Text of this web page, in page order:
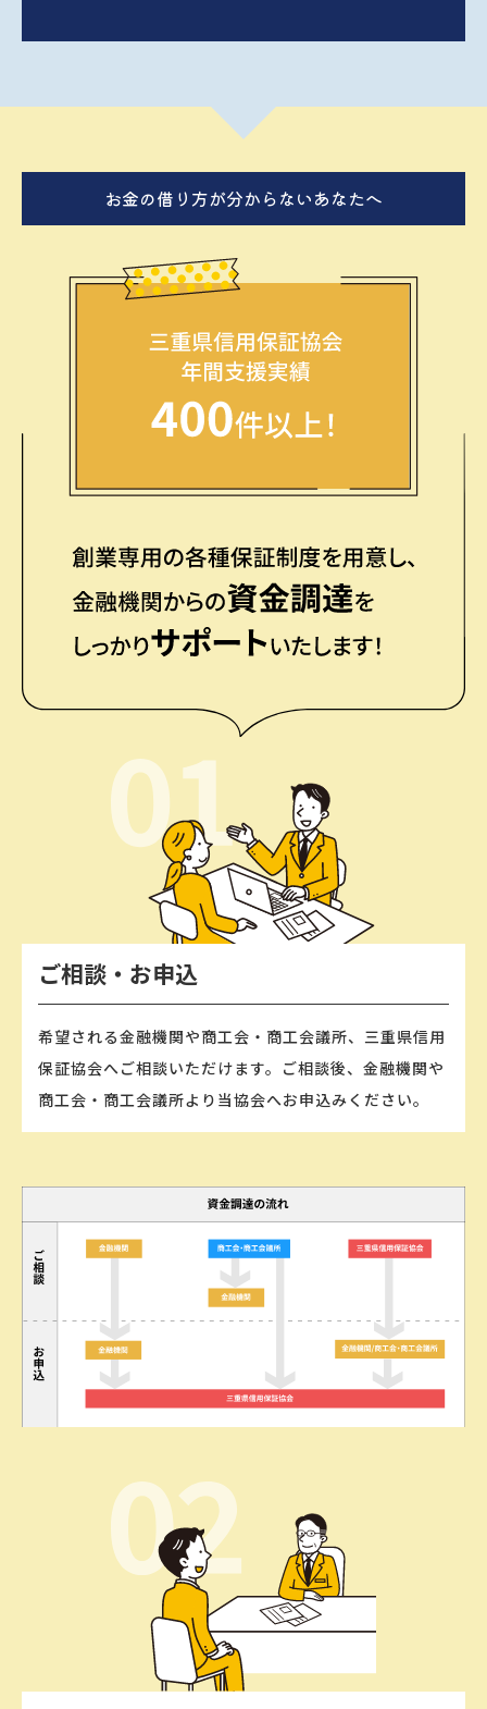
お⾦の借り⽅が分からないあなたへ
ご相談・お申込
希望される⾦融機関や商⼯会‧商⼯会議所、三重県信⽤
保証協会へご相談いただけます。ご相談後、⾦融機関や
商⼯会‧商⼯会議所より当協会へお申込みください。